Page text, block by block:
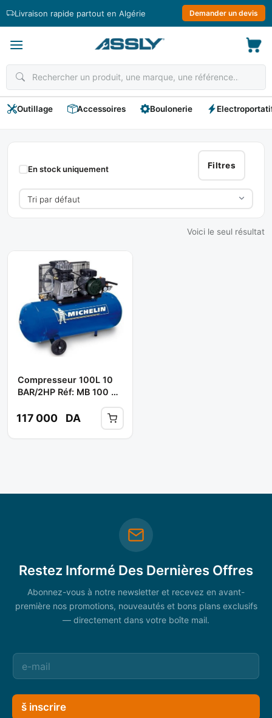
Livraison rapide partout en Algérie Demander un devis
Outillage Accessoires Boulonerie
MICHELIN
Filtres
En stock uniquement
Voici le seul résultat
Compresseur 100L 10
BAR/2HP Réf: MB 100 **
117 000 DA
Restez Informé Des Dernières Offres
Abonnez-vous à notre newsletter et recevez en avant-
première nos promotions, nouveautés et bons plans exclusifs
— directement dans votre boîte mail.
š inscrire